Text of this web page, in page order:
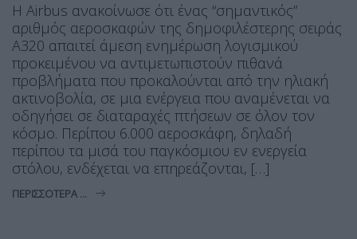
Η Airbus ανακοίνωσε ότι ένας “σημαντικός”
αριθμός αεροσκαφών της δημοφιλέστερης σειράς
A320 απαιτεί άμεση ενημέρωση λογισμικού
προκειμένου να αντιμετωπιστούν πιθανά
προβλήματα που προκαλούνται από την ηλιακή
ακτινοβολία, σε μια ενέργεια που αναμένεται να
οδηγήσει σε διαταραχές πτήσεων σε όλον τον
κόσμο. Περίπου 6.000 αεροσκάφη, δηλαδή
περίπου τα μισά του παγκόσμιου εν ενεργεία
στόλου, ενδέχεται να επηρεάζονται, […]
ΠΕΡΙΣΣΌΤΕΡΑ ...